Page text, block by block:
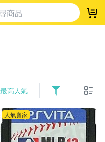
登
最高人氣
人氣賣家